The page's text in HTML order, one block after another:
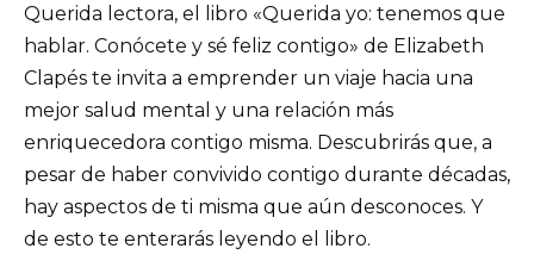
Querida lectora, el libro «Querida yo: tenemos que
hablar. Conócete y sé feliz contigo» de Elizabeth
Clapés te invita a emprender un viaje hacia una
mejor salud mental y una relación más
enriquecedora contigo misma. Descubrirás que, a
pesar de haber convivido contigo durante décadas,
hay aspectos de ti misma que aún desconoces. Y
de esto te enterarás leyendo el libro.